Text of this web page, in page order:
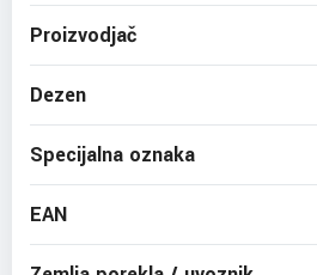
Proizvodjač
Dezen
Specijalna oznaka
EAN